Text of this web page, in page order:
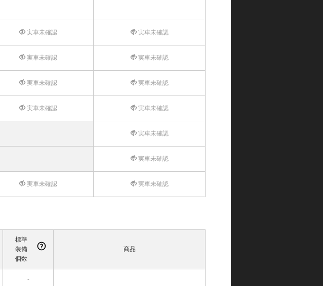
実車未確認 実車未確認
実車未確認 実車未確認
実車未確認 実車未確認
実車未確認 実車未確認
実車未確認
実車未確認
実車未確認 実車未確認
標準
装備
個数
商品
-